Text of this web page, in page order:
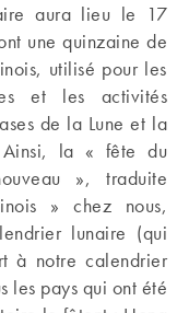
aura lieu le 17
une quinzaine de
utilisé pour les
et les activités
de la Lune et la
la « fête du
», traduite
» chez nous,
lunaire (qui
à notre calendrier
les pays qui ont été